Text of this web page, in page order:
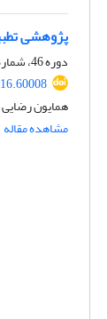
پژوهشی
دوره 46، شماره 4، زمستان 1395، صفحه
همایون
مشاهده مقاله